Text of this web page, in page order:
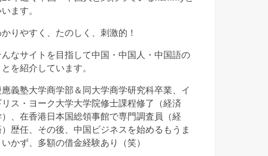
ます。
かりやすく、たのしく、刺激的！
んなサイトを目指して中国・中国人・中国語の
を紹介しています。
應義塾大学商学部＆同大学商学研究科卒業、イ
リス・ヨーク大学大学院修士課程修了（経済
）、在香港日本国総領事館で専門調査員（経
）歴任、その後、中国ビジネスを始めるもうま
かず、多額の借金経験あり（笑）